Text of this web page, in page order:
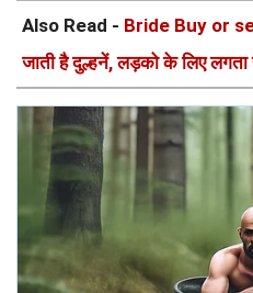
Also Read - Bride Buy or
जाती है दुल्हनें, लड़को के लिए लगता